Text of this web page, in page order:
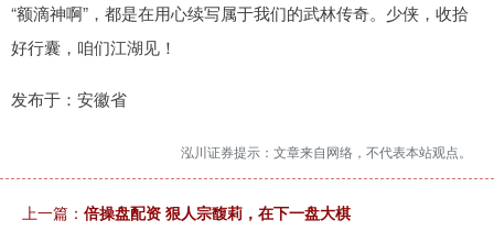
“额滴神啊”，都是在用心续写属于我们的武林传奇。少侠，收拾
好行囊，咱们江湖见！
发布于：安徽省
泓川证券提示：文章来自网络，不代表本站观点。
上一篇： 倍操盘配资 狠人宗馥莉，在下一盘大棋